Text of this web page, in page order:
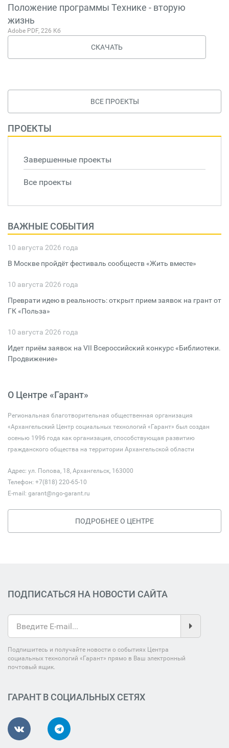
Положение программы Технике - вторую
жизнь
Adobe PDF, 226 Кб
СКАЧАТЬ
ВСЕ ПРОЕКТЫ
ПРОЕКТЫ
Завершенные проекты
Все проекты
ВАЖНЫЕ СОБЫТИЯ
10 августа 2026 года
В Москве пройдёт фестиваль сообществ «Жить вместе»
10 августа 2026 года
Преврати идею в реальность: открыт прием заявок на грант от
ГК «Польза»
10 августа 2026 года
Идет приём заявок на VII Всероссийский конкурс «Библиотеки.
Продвижение»
О Центре «Гарант»
Региональная благотворительная общественная организация
«Архангельский Центр социальных технологий «Гарант» был создан
осенью 1996 года как организация, способствующая развитию
гражданского общества на территории Архангельской области
Адрес: ул. Попова, 18, Архангельск, 163000
Телефон: +7(818) 220-65-10
E-mail: garant@ngo-garant.ru
ПОДРОБНЕЕ О ЦЕНТРЕ
ПОДПИСАТЬСЯ НА НОВОСТИ САЙТА
Подпишитесь и получайте новости о событиях Центра
социальных технологий «Гарант» прямо в Ваш электронный
почтовый ящик.
ГАРАНТ В СОЦИАЛЬНЫХ СЕТЯХ